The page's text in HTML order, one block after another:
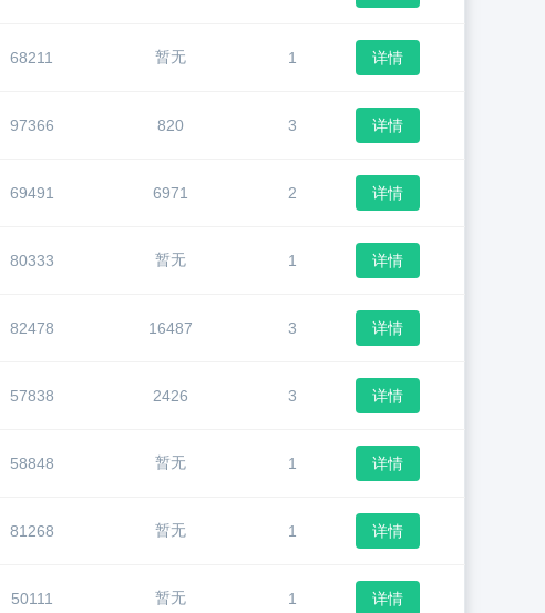
68211 暂无 1 详情
97366 820 3 详情
69491 6971 2 详情
80333 暂无 1 详情
82478 16487 3 详情
57838 2426 3 详情
58848 暂无 1 详情
81268 暂无 1 详情
50111 暂无 1 详情